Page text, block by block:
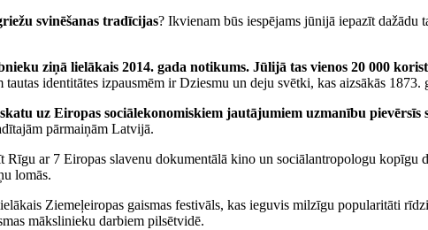
svinēšanas tradīcijas? Ikvienam būs iespējams jūnijā iepazīt
ziņā lielākais 2014. gada notikums. Jūlijā tas vienos 20 000
identitātes izpausmēm ir Dziesmu un deju svētki, kas aizsākās
uz Eiropas sociālekonomiskiem jautājumiem uzmanību pievērsīs
pārmaiņām Latvijā.
Rīgu ar 7 Eiropas slavenu dokumentālā kino un sociālantropologu kopīgu
lomās.
Ziemeļeiropas gaismas festivāls, kas ieguvis milzīgu popularitāti
mākslinieku darbiem pilsētvidē.